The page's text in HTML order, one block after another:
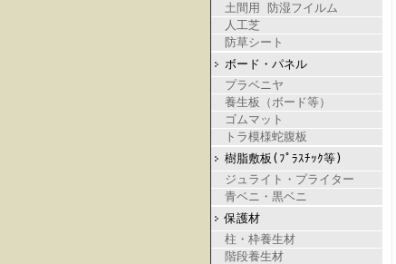
土間用 防湿フイルム
人工芝
防草シート
ボード・パネル
プラベニヤ
養生板（ボード等）
ゴムマット
トラ模様蛇腹板
樹脂敷板(ﾌﾟﾗｽﾁｯｸ等)
ジュライト・プライター
青ベニ・黒ベニ
保護材
柱・枠養生材
階段養生材